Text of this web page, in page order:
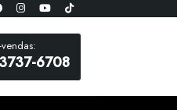
vendas:
6708